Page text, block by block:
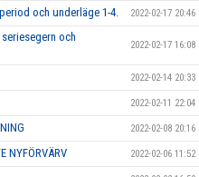
och underläge 1-4. 2022-02-17 20:46
och
2022-02-17 16:08
2022-02-14 20:33
2022-02-11 22:04
2022-02-08 20:16
NYFÖRVÄRV 2022-02-06 11:52